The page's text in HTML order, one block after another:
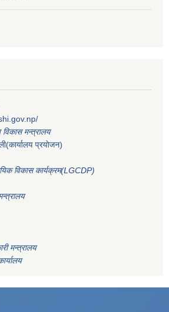
विकास मन्त्रालय
प्रयोजन)
विकास कार्यक्रम(LGCDP)
मन्त्रालय